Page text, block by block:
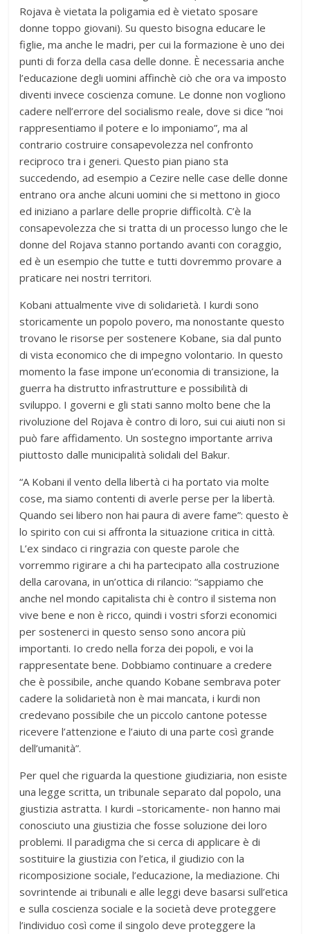
Rojava è vietata la poligamia ed è vietato sposare
donne toppo giovani). Su questo bisogna educare le
figlie, ma anche le madri, per cui la formazione è uno dei
punti di forza della casa delle donne. È necessaria anche
l’educazione degli uomini affinchè ciò che ora va imposto
diventi invece coscienza comune. Le donne non vogliono
cadere nell’errore del socialismo reale, dove si dice “noi
rappresentiamo il potere e lo imponiamo”, ma al
contrario costruire consapevolezza nel confronto
reciproco tra i generi. Questo pian piano sta
succedendo, ad esempio a Cezire nelle case delle donne
entrano ora anche alcuni uomini che si mettono in gioco
ed iniziano a parlare delle proprie difficoltà. C’è la
consapevolezza che si tratta di un processo lungo che le
donne del Rojava stanno portando avanti con coraggio,
ed è un esempio che tutte e tutti dovremmo provare a
praticare nei nostri territori.
Kobani attualmente vive di solidarietà. I kurdi sono
storicamente un popolo povero, ma nonostante questo
trovano le risorse per sostenere Kobane, sia dal punto
di vista economico che di impegno volontario. In questo
momento la fase impone un’economia di transizione, la
guerra ha distrutto infrastrutture e possibilità di
sviluppo. I governi e gli stati sanno molto bene che la
rivoluzione del Rojava è contro di loro, sui cui aiuti non si
può fare affidamento. Un sostegno importante arriva
piuttosto dalle municipalità solidali del Bakur.
“A Kobani il vento della libertà ci ha portato via molte
cose, ma siamo contenti di averle perse per la libertà.
Quando sei libero non hai paura di avere fame”: questo è
lo spirito con cui si affronta la situazione critica in città.
L’ex sindaco ci ringrazia con queste parole che
vorremmo rigirare a chi ha partecipato alla costruzione
della carovana, in un’ottica di rilancio: “sappiamo che
anche nel mondo capitalista chi è contro il sistema non
vive bene e non è ricco, quindi i vostri sforzi economici
per sostenerci in questo senso sono ancora più
importanti. Io credo nella forza dei popoli, e voi la
rappresentate bene. Dobbiamo continuare a credere
che è possibile, anche quando Kobane sembrava poter
cadere la solidarietà non è mai mancata, i kurdi non
credevano possibile che un piccolo cantone potesse
ricevere l’attenzione e l’aiuto di una parte così grande
dell’umanità”.
Per quel che riguarda la questione giudiziaria, non esiste
una legge scritta, un tribunale separato dal popolo, una
giustizia astratta. I kurdi –storicamente- non hanno mai
conosciuto una giustizia che fosse soluzione dei loro
problemi. Il paradigma che si cerca di applicare è di
sostituire la giustizia con l’etica, il giudizio con la
ricomposizione sociale, l’educazione, la mediazione. Chi
sovrintende ai tribunali e alle leggi deve basarsi sull’etica
e sulla coscienza sociale e la società deve proteggere
l’individuo così come il singolo deve proteggere la